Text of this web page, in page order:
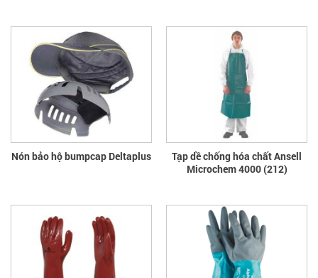
Nón bảo hộ bumpcap Deltaplus
Tạp dề chống hóa chất Ansell
Microchem 4000 (212)